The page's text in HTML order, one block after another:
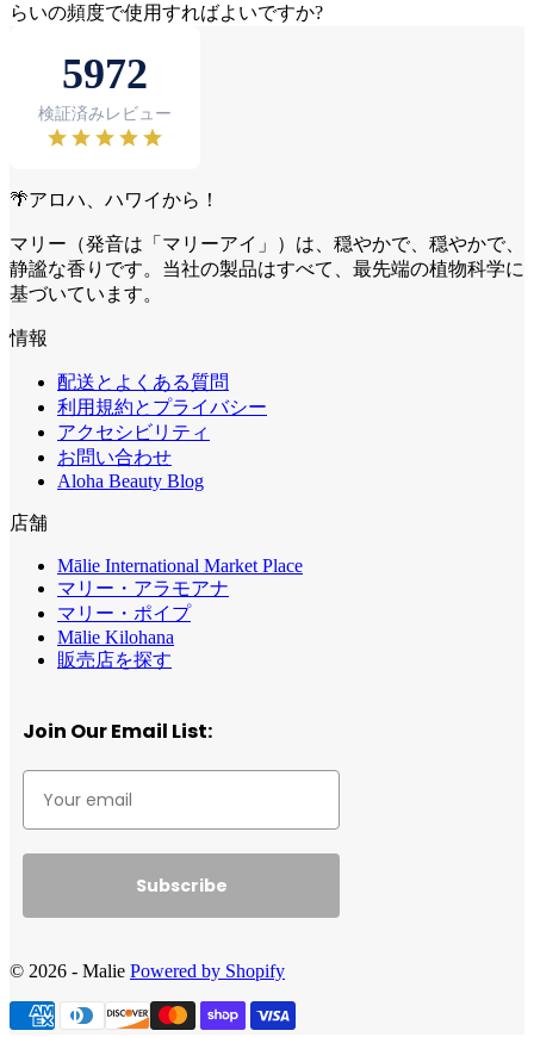
らいの頻度で使用すればよいですか?
🌴アロハ、ハワイから！
マリー（発音は「マリーアイ」）は、穏やかで、穏やかで、
静謐な香りです。当社の製品はすべて、最先端の植物科学に
基づいています。
情報
配送とよくある質問
利用規約とプライバシー
アクセシビリティ
お問い合わせ
Aloha Beauty Blog
店舗
Mālie International Market Place
マリー・アラモアナ
マリー・ポイプ
Mālie Kilohana
販売店を探す
Join Our Email List:
Subscribe
© 2026 - Malie Powered by Shopify